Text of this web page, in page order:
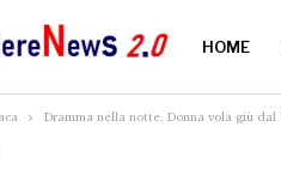
HOME
Dramma nella notte. Donna vola giù dal